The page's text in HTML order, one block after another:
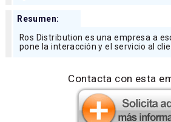
Resumen:
Ros Distribution es una empresa a
pone la interacción y el servicio al
Contacta con esta